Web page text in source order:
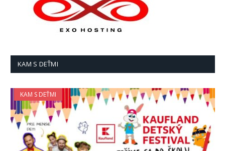
KAM S DEŤMI
KAM S DEŤMI